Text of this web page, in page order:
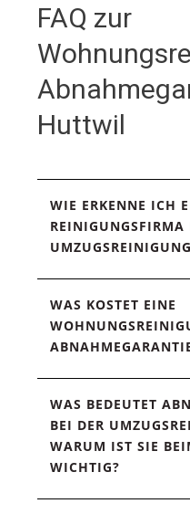
FAQ zur
Huttwil
WIE ERKENNE ICH
REINIGUNGSFIRMA
WAS KOSTET EINE
WAS BEDEUTET
BEI DER
WARUM IST SIE
WICHTIG?